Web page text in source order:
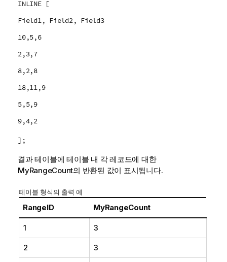
INLINE [
Field1, Field2, Field3
10,5,6
2,3,7
8,2,8
18,11,9
5,5,9
9,4,2
];
결과 테이블에 테이블 내 각 레코드에 대한
MyRangeCount의 반환된 값이 표시됩니다.
테이블 형식의 출력 예
RangeID MyRangeCount
1 3
2 3